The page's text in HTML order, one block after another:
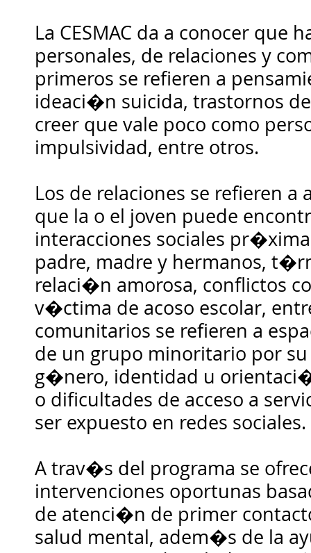
La CESMAC da a conocer que
personales, de relaciones y
primeros se refieren a
ideaci�n suicida, trastornos
creer que vale poco como
impulsividad, entre otros.
Los de relaciones se refieren a
que la o el joven puede
interacciones sociales
padre, madre y hermanos,
relaci�n amorosa, conflictos
v�ctima de acoso escolar,
comunitarios se refieren a
de un grupo minoritario por
g�nero, identidad u
o dificultades de acceso a
ser expuesto en redes sociales.
A trav�s del programa se
intervenciones oportunas
de atenci�n de primer
salud mental, adem�s de la